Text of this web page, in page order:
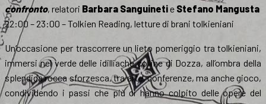
confronto, relatori Barbara Sanguinetie Stefano Mangusta
22:00 – 23:00 – Tolkien Reading, letture di brani tolkieniani
Un’occasione per trascorrere un lieto pomeriggio tra tolkieniani,
immersi nel verde delle idilliache colline di Dozza, all’ombra della
splendida rocca sforzesca, tra arte, conferenze, ma anche gioco,
condividendo i passi che più ci hanno colpito delle opere del